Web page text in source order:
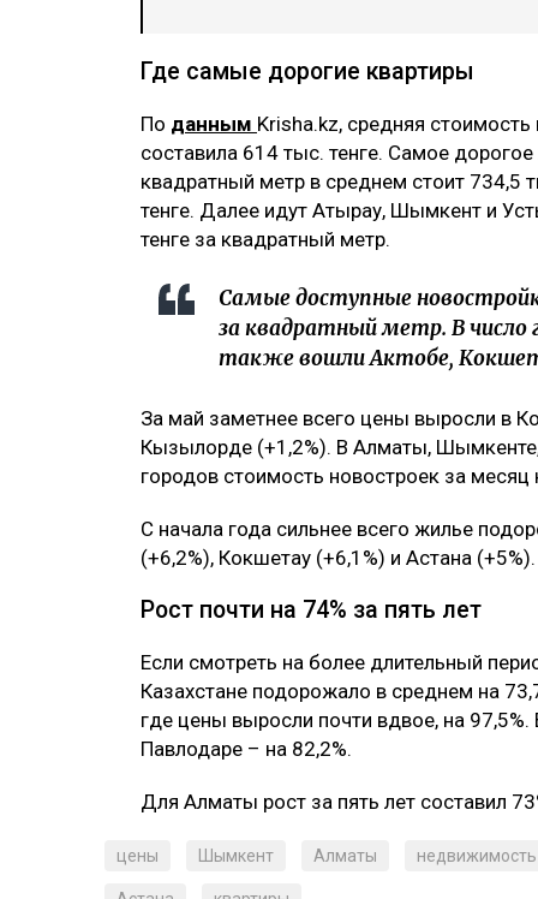
Где самые дорогие квартиры
По данным Krisha.kz, средняя
составила 614 тыс. тенге. Самое
квадратный метр в среднем стоит 734,5
тенге. Далее идут Атырау, Шымкент и
тенге за квадратный метр.
Самые доступные
за квадратный метр. В число
также вошли Актобе,
За май заметнее всего цены выросли в
Кызылорде (+1,2%). В Алматы,
городов стоимость новостроек за месяц
С начала года сильнее всего жилье
(+6,2%), Кокшетау (+6,1%) и Астана (+5%).
Рост почти на 74% за пять лет
Если смотреть на более длительный
Казахстане подорожало в среднем на
где цены выросли почти вдвое, на
Павлодаре – на 82,2%.
Для Алматы рост за пять лет составил
цены Шымкент Алматы недвижимость